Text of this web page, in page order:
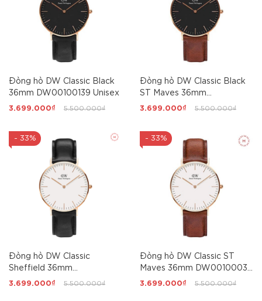
Đồng hồ DW Classic Black
36mm DW00100139 Unisex
3.699.000₫ 5.500.000₫
Đồng hồ DW Classic Black
ST Maves 36mm
DW00100136 Unisex
3.699.000₫ 5.500.000₫
- 33%
Đồng hồ DW Classic
Sheffield 36mm
DW00100036 Unisex
3.699.000₫ 5.500.000₫
- 33%
Đồng hồ DW Classic ST
Maves 36mm DW00100035
Unisex
3.699.000₫ 5.500.000₫